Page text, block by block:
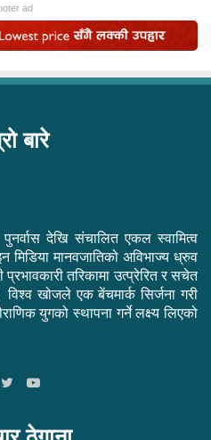
ad
बारे
देखि संचालित एकल स्वामित्व
मिडिया मानवजातिको अविभाज्य ध्रुव
तरिकामा उत्प्रेरित र सचेत
खोजले एक बेंचमार्क सिर्जना गरी
युगको स्थापना गर्ने लक्ष्य लिएको
YouTube